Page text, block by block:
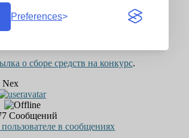
Preferences
отправку сообщений
06:20:49
о сборе средств на конкурс.
Nex
Сообщений